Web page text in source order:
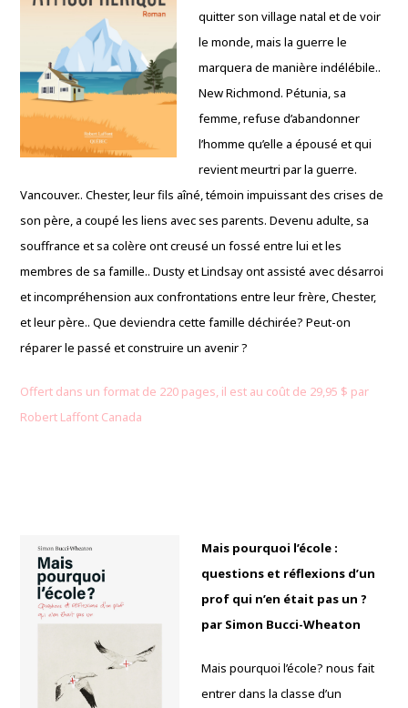
quitter son village natal et de voir
le monde, mais la guerre le
marquera de manière indélébile..
New Richmond. Pétunia, sa
femme, refuse d’abandonner
l’homme qu’elle a épousé et qui
revient meurtri par la guerre.
Vancouver.. Chester, leur fils aîné, témoin impuissant des crises de
son père, a coupé les liens avec ses parents. Devenu adulte, sa
souffrance et sa colère ont creusé un fossé entre lui et les
membres de sa famille.. Dusty et Lindsay ont assisté avec désarroi
et incompréhension aux confrontations entre leur frère, Chester,
et leur père.. Que deviendra cette famille déchirée? Peut-on
réparer le passé et construire un avenir ?
Offert dans un format de 220 pages, il est au coût de 29,95 $ par
Robert Laffont Canada
Mais pourquoi l’école :
questions et réflexions d’un
prof qui n’en était pas un ?
par Simon Bucci-Wheaton
Mais pourquoi l’école? nous fait
entrer dans la classe d’un